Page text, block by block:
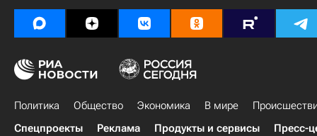
Политика Общество Экономика В мире
Спецпроекты
Реклама Продукты и сервисы Пресс-